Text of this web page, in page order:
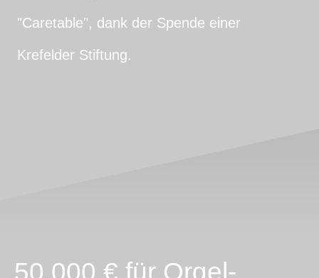
"Caretable", dank der Spende einer
Krefelder Stiftung.
50.000 € für Orgel-